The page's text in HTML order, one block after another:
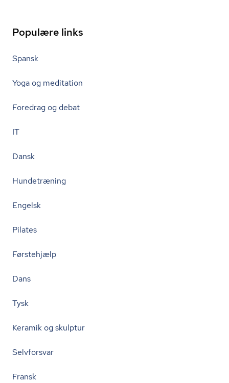
Populære links
Spansk
Yoga og meditation
Foredrag og debat
IT
Dansk
Hundetræning
Engelsk
Pilates
Førstehjælp
Dans
Tysk
Keramik og skulptur
Selvforsvar
Fransk